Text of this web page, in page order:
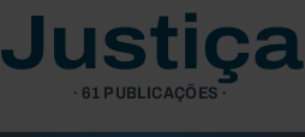
Justiça
61 PUBLICAÇÕES